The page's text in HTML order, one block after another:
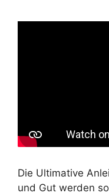
Die Ultimative
und Gut werden